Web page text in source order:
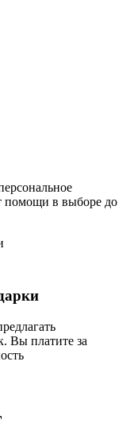
помощи в выборе до
Вы платите за